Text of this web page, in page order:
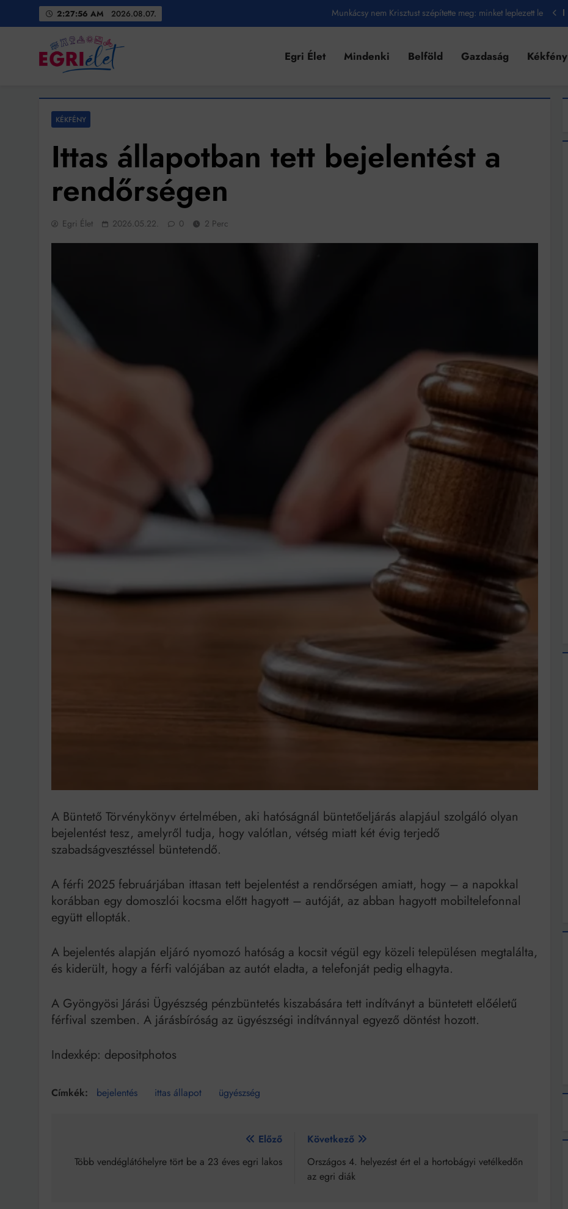
2:27:58 AM 2026.08.07.
Munkácsy nem Krisztust szépítette meg: minket leplezett le
Amikor a Tetris boldogabbá tesz, mint a szerelem
Az öregség nem csak ránc?
Mindenki a világot akarja uralni – de nem csak a 80-as években
Amikor a Tetris boldogabbá tesz, mint a szerelem
Létezik tökéletes élet: Truman is elhitte
Karinthy Frigyes: a zseni, aki belenézett a saját koponyájába
Ki akarsz törni. De miből?
Móricz Zsigmond: falusi író vagy boncmester?
Mindenki a világot akarja uralni – de nem csak a 80-as években
Bitumenes lapostetők: a bevált technológia akkor működik, ha jól van felújítva
Egri Élet
Egri Élet Mindenki Belföld Gazdaság Kékfény
KÉKFÉNY
Ittas állapotban tett bejelentést a
rendőrségen
Egri Élet 2026.05.22. 0 2 Perc
A Büntető Törvénykönyv értelmében, aki hatóságnál büntetőeljárás alapjául szolgáló olyan
bejelentést tesz, amelyről tudja, hogy valótlan, vétség miatt két évig terjedő
szabadságvesztéssel büntetendő.
A férfi 2025 februárjában ittasan tett bejelentést a rendőrségen amiatt, hogy – a napokkal
korábban egy domoszlói kocsma előtt hagyott – autóját, az abban hagyott mobiltelefonnal
együtt ellopták.
A bejelentés alapján eljáró nyomozó hatóság a kocsit végül egy közeli településen megtalálta,
és kiderült, hogy a férfi valójában az autót eladta, a telefonját pedig elhagyta.
A Gyöngyösi Járási Ügyészség pénzbüntetés kiszabására tett indítványt a büntetett előéletű
férfival szemben. A járásbíróság az ügyészségi indítvánnyal egyező döntést hozott.
Indexkép: depositphotos
bejelentés ittas állapot ügyészség
navigáció
Előző
Több vendéglátóhelyre tört be a 23 éves egri lakos
Következő
Országos 4. helyezést ért el a hortobágyi vetélkedőn
az egri diák